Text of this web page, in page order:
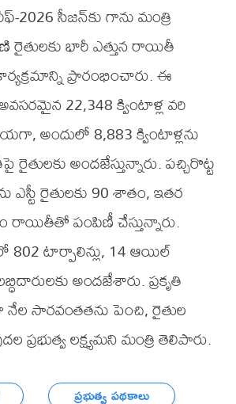
2026 సీజన్‌కు గాను మంత్రి
రైతులకు భారీ ఎత్తున రాయితీ
ప్రారంభించారు. ఈ
22,348 క్వింటాళ్ల వరి
అందులో 8,883 క్వింటాళ్లను
అందజేస్తున్నారు. పచ్చిరొట్ట
ఎస్టీ రైతులకు 90 శాతం, ఇతర
రాయితీతో పంపిణీ చేస్తున్నారు.
802 టార్పాలిన్లు, 14 ఆయిల్
అందజేశారు. ప్రకృతి
సారవంతతను పెంచి, రైతుల
లక్ష్యమని మంత్రి తెలిపారు.
ప్రభుత్వ పథకాలు